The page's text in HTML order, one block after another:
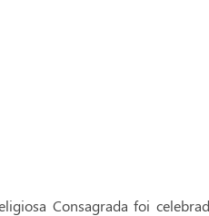
Consagrada foi